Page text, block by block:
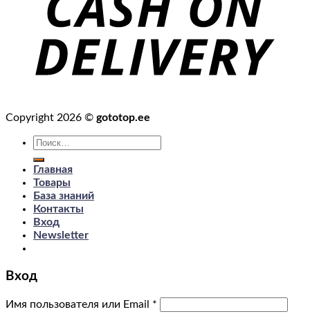
Copyright 2026 © gototop.ee
Искать:
Главная
Товары
База знаний
Контакты
Вход
Newsletter
Вход
Имя пользователя или Email *